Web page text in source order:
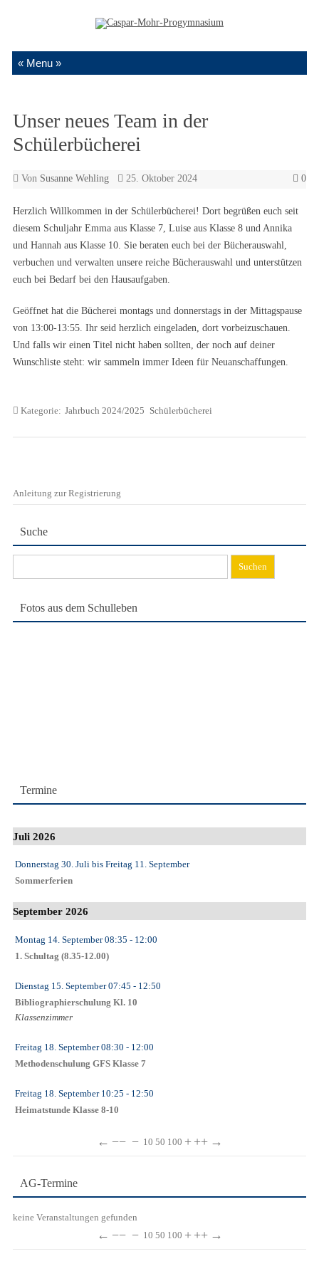
Zum Inhalt springen
Unser neues Team in der
Schülerbücherei
Von Susanne Wehling 25. Oktober 2024 0
Herzlich Willkommen in der Schülerbücherei! Dort begrüßen euch seit
diesem Schuljahr Emma aus Klasse 7, Luise aus Klasse 8 und Annika
und Hannah aus Klasse 10. Sie beraten euch bei der Bücherauswahl,
verbuchen und verwalten unsere reiche Bücherauswahl und unterstützen
euch bei Bedarf bei den Hausaufgaben.
Geöffnet hat die Bücherei montags und donnerstags in der Mittagspause
von 13:00-13:55. Ihr seid herzlich eingeladen, dort vorbeizuschauen.
Und falls wir einen Titel nicht haben sollten, der noch auf deiner
Wunschliste steht: wir sammeln immer Ideen für Neuanschaffungen.
Kategorie: Jahrbuch 2024/2025 Schülerbücherei
Anleitung zur Registrierung
Suche
nach:
Fotos aus dem Schulleben
Termine
Juli 2026
Donnerstag 30. Juli bis Freitag 11. September
Sommerferien
September 2026
Montag 14. September08:35 - 12:00
1. Schultag (8.35-12.00)
Dienstag 15. September07:45 - 12:50
Bibliographierschulung Kl. 10
Klassenzimmer
Freitag 18. September08:30 - 12:00
Methodenschulung GFS Klasse 7
Freitag 18. September10:25 - 12:50
Heimatstunde Klasse 8-10
← −− − 10 50 100 + ++ →
AG-Termine
keine Veranstaltungen gefunden
← −− − 10 50 100 + ++ →